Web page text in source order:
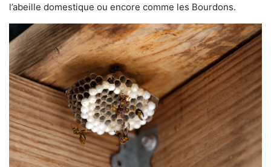
l’abeille domestique ou encore comme les Bourdons.